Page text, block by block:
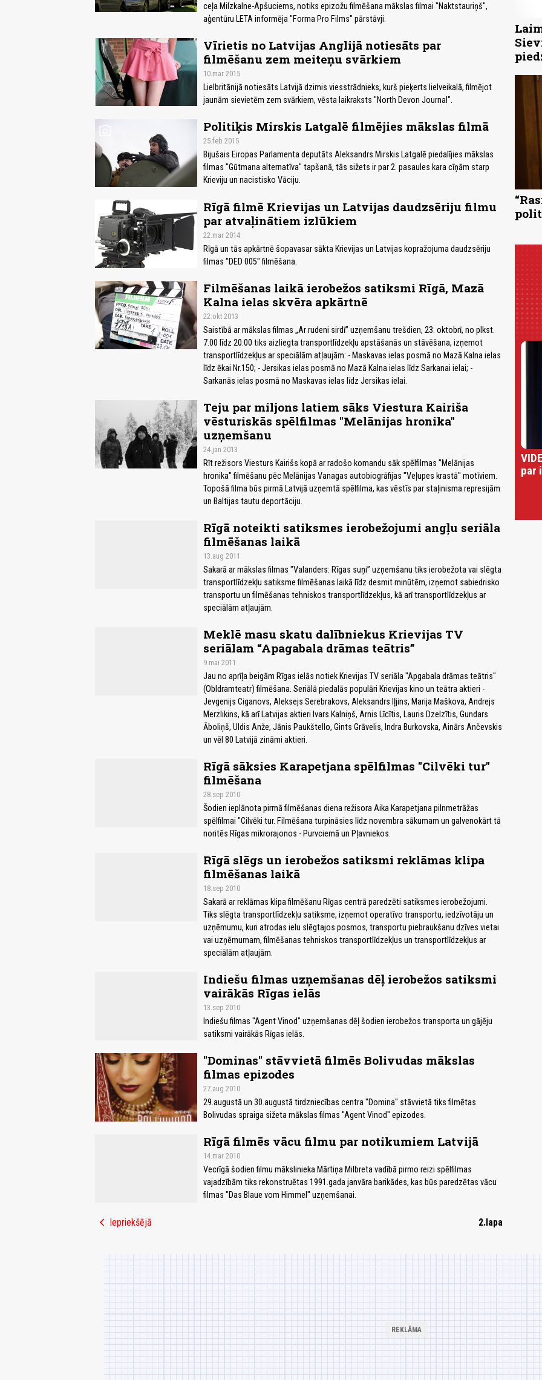
ceļa Milzkalne-Apšuciems, notiks epizožu filmēšana mākslas filmai "Naktstauriņš",
aģentūru LETA informēja "Forma Pro Films" pārstāvji.
Vīrietis no Latvijas Anglijā notiesāts par
filmēšanu zem meiteņu svārkiem
10.mar 2015
Lielbritānijā notiesāts Latvijā dzimis viesstrādnieks, kurš pieķerts lielveikalā, filmējot
jaunām sievietēm zem svārkiem, vēsta laikraksts "North Devon Journal".
photo_camera Politiķis Mirskis Latgalē filmējies mākslas filmā
25.feb 2015
Bijušais Eiropas Parlamenta deputāts Aleksandrs Mirskis Latgalē piedalījies mākslas
filmas "Gūtmana alternatīva" tapšanā, tās sižets ir par 2. pasaules kara cīņām starp
Krieviju un nacistisko Vāciju.
Rīgā filmē Krievijas un Latvijas daudzsēriju filmu
par atvaļinātiem izlūkiem
22.mar 2014
Rīgā un tās apkārtnē šopavasar sākta Krievijas un Latvijas kopražojuma daudzsēriju
filmas "DED 005" filmēšana.
Filmēšanas laikā ierobežos satiksmi Rīgā, Mazā
Kalna ielas skvēra apkārtnē
22.okt 2013
Saistībā ar mākslas filmas „Ar rudeni sirdī” uzņemšanu trešdien, 23. oktobrī, no plkst.
7.00 līdz 20.00 tiks aizliegta transportlīdzekļu apstāšanās un stāvēšana, izņemot
transportlīdzekļus ar speciālām atļaujām: - Maskavas ielas posmā no Mazā Kalna ielas
līdz ēkai Nr.150; - Jersikas ielas posmā no Mazā Kalna ielas līdz Sarkanai ielai; -
Sarkanās ielas posmā no Maskavas ielas līdz Jersikas ielai.
Teju par miljons latiem sāks Viestura Kairiša
vēsturiskās spēlfilmas "Melānijas hronika"
uzņemšanu
24.jan 2013
Rīt režisors Viesturs Kairišs kopā ar radošo komandu sāk spēlfilmas "Melānijas
hronika" filmēšanu pēc Melānijas Vanagas autobiogrāfijas "Veļupes krastā" motīviem.
Topošā filma būs pirmā Latvijā uzņemtā spēlfilma, kas vēstīs par staļinisma represijām
un Baltijas tautu deportāciju.
Rīgā noteikti satiksmes ierobežojumi angļu seriāla
filmēšanas laikā
13.aug 2011
Sakarā ar mākslas filmas "Valanders: Rīgas suņi” uzņemšanu tiks ierobežota vai slēgta
transportlīdzekļu satiksme filmēšanas laikā līdz desmit minūtēm, izņemot sabiedrisko
transportu un filmēšanas tehniskos transportlīdzekļus, kā arī transportlīdzekļus ar
speciālām atļaujām.
Meklē masu skatu dalībniekus Krievijas TV
seriālam “Apagabala drāmas teātris”
9.mai 2011
Jau no aprīļa beigām Rīgas ielās notiek Krievijas TV seriāla "Apgabala drāmas teātris"
(Obldramteatr) filmēšana. Seriālā piedalās populāri Krievijas kino un teātra aktieri -
Jevgenijs Ciganovs, Aleksejs Serebrakovs, Aleksandrs Iļjins, Marija Maškova, Andrejs
Merzlikins, kā arī Latvijas aktieri Ivars Kalniņš, Arnis Līcītis, Lauris Dzelzītis, Gundars
Āboliņš, Uldis Anže, Jānis Paukštello, Gints Grāvelis, Indra Burkovska, Ainārs Ančevskis
un vēl 80 Latvijā zināmi aktieri.
Rīgā sāksies Karapetjana spēlfilmas "Cilvēki tur"
filmēšana
28.sep 2010
Šodien ieplānota pirmā filmēšanas diena režisora Aika Karapetjana pilnmetrāžas
spēlfilmai "Cilvēki tur. Filmēšana turpināsies līdz novembra sākumam un galvenokārt tā
noritēs Rīgas mikrorajonos - Purvciemā un Pļavniekos.
Rīgā slēgs un ierobežos satiksmi reklāmas klipa
filmēšanas laikā
18.sep 2010
Sakarā ar reklāmas klipa filmēšanu Rīgas centrā paredzēti satiksmes ierobežojumi.
Tiks slēgta transportlīdzekļu satiksme, izņemot operatīvo transportu, iedzīvotāju un
uzņēmumu, kuri atrodas ielu slēgtajos posmos, transportu piebraukšanu dzīves vietai
vai uzņēmumam, filmēšanas tehniskos transportlīdzekļus un transportlīdzekļus ar
speciālām atļaujām.
Indiešu filmas uzņemšanas dēļ ierobežos satiksmi
vairākās Rīgas ielās
13.sep 2010
Indiešu filmas "Agent Vinod" uzņemšanas dēļ šodien ierobežos transporta un gājēju
satiksmi vairākās Rīgas ielās.
"Dominas" stāvvietā filmēs Bolivudas mākslas
filmas epizodes
27.aug 2010
29.augustā un 30.augustā tirdzniecības centra "Domina" stāvvietā tiks filmētas
Bolivudas spraiga sižeta mākslas filmas "Agent Vinod" epizodes.
Rīgā filmēs vācu filmu par notikumiem Latvijā
14.mar 2010
Vecrīgā šodien filmu mākslinieka Mārtiņa Milbreta vadībā pirmo reizi spēlfilmas
vajadzībām tiks rekonstruētas 1991.gada janvāra barikādes, kas būs paredzētas vācu
filmas "Das Blaue vom Himmel" uzņemšanai.
chevron_left Iepriekšējā 2.lapa
par